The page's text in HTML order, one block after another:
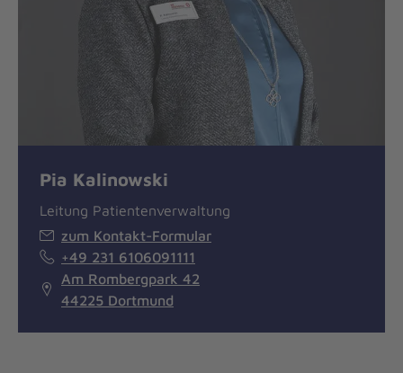
Pia Kalinowski
Leitung Patientenverwaltung
zum Kontakt-Formular
+49 231 6106091111
Am Rombergpark 42
44225 Dortmund